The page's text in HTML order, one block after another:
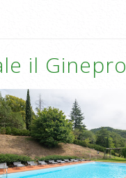
il Ginepro